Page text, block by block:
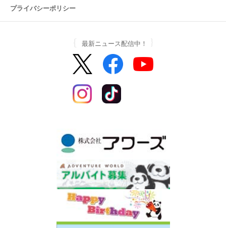
プライバシーポリシー
最新ニュース配信中！